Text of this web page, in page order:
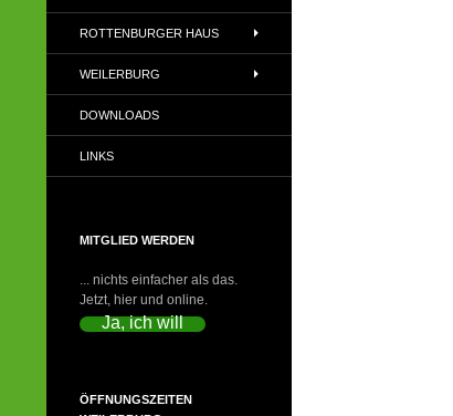
ROTTENBURGER HAUS
WEILERBURG
DOWNLOADS
LINKS
MITGLIED WERDEN
... nichts einfacher als das.
Jetzt, hier und online.
Ja, ich will
ÖFFNUNGSZEITEN